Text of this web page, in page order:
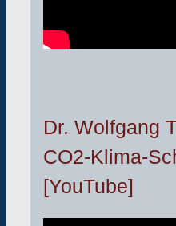
Dr. Wolfgang
CO2-Klima-
[YouTube]